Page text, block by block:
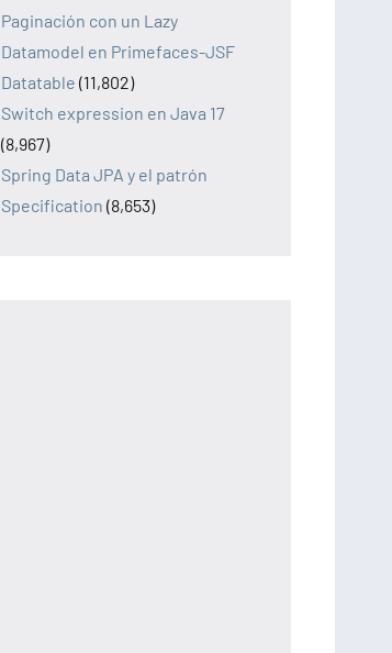
Paginación con un Lazy
Datamodel en Primefaces-JSF
Datatable (11,802)
Switch expression en Java 17
(8,967)
Spring Data JPA y el patrón
Specification (8,653)